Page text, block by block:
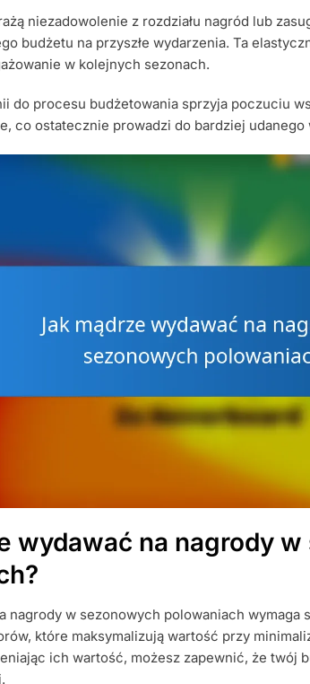
niezadowolenie z rozdziału nagród lub
budżetu na przyszłe wydarzenia. Ta
w kolejnych sezonach.
do procesu budżetowania sprzyja poczuciu
co ostatecznie prowadzi do bardziej udanego
wydawać na nagrody
nagrody w sezonowych polowaniach wymaga
które maksymalizują wartość przy
ich wartość, możesz zapewnić, że twój